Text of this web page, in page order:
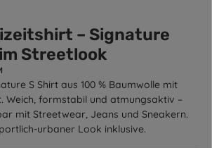
– Signature
Streetlook
S Shirt aus 100 % Baumwolle mit
Weich, formstabil und atmungsaktiv –
mit Streetwear, Jeans und Sneakern.
urbaner Look inklusive.